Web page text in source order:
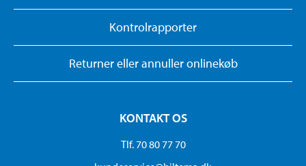
Kontrolrapporter
Returner eller annuller onlinekøb
KONTAKT OS
Tlf. 70 80 77 70